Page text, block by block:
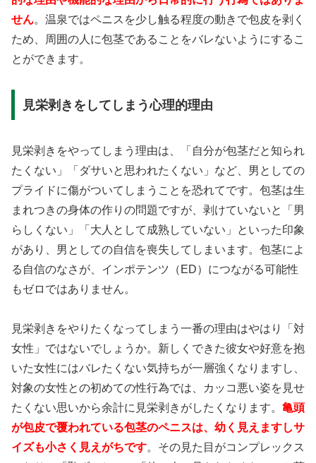
せん。温泉ではペニスを少し触る程度の動きで包皮を剥く
ため、周囲の人に包茎であることをバレないようにするこ
とができます。
見栄剥きをしてしまう心理的理由
見栄剥きをやってしまう理由は、「自分が包茎だと知られ
たくない」「ダサいと思われたくない」など、男としての
プライドに傷がついてしまうことを恐れてです。包茎は生
まれつきの身体の作りの問題ですが、剥けていないと「男
らしくない」「大人として成熟していない」といった印象
があり、男としての自信を喪失してしまいます。包茎によ
る自信のなさが、インポテンツ（ED）につながる可能性
もゼロではありません。
見栄剥きをやりたくなってしまう一番の理由はやはり「対
女性」ではないでしょうか。新しくできた彼女や好意を抱
いた女性にはバレたくない気持ちが一層強くなりますし、
対象の女性との初めての性行為では、カッコ悪い姿を見せ
たくない思いから余計に見栄剥きがしたくなります。 亀頭
が包皮で覆われている包茎のペニスは、幼く見えますしサ
イズも小さく見えがちです。その見た目がコンプレックス